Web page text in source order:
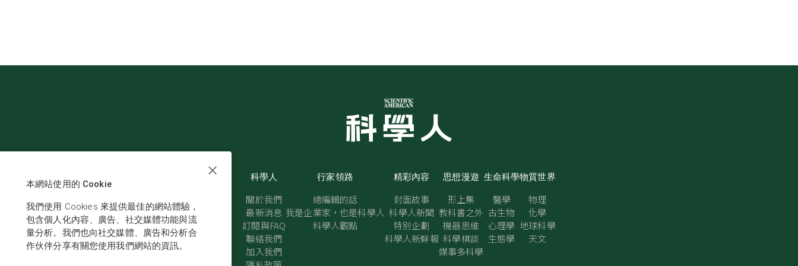
科學人
關於我們
最新消息
訂閱與FAQ
聯絡我們
加入我們
行家領路
總編輯的話
我是企業家，也是科學人
科學人觀點
精彩內容
封面故事
科學人新聞
特別企劃
科學人新鮮報
思想漫遊
形上集
教科書之外
機器思維
科學棋談
媒事多科學
生命科學
醫學
古生物
心理學
生態學
物質世界
物理
化學
地球科學
天文
本網站使用的 Cookie
我們使用 Cookies 來提供最佳的網站體驗，
包含個人化內容、廣告、社交媒體功能與流
量分析。我們也向社交媒體、廣告和分析合
作伙伴分享有關您使用我們網站的資訊。